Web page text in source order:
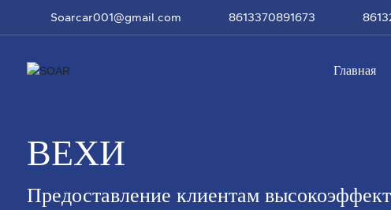
Soarcar001@gmail.com 8613370891673
Главная
ВЕХИ
Предоставление клиентам